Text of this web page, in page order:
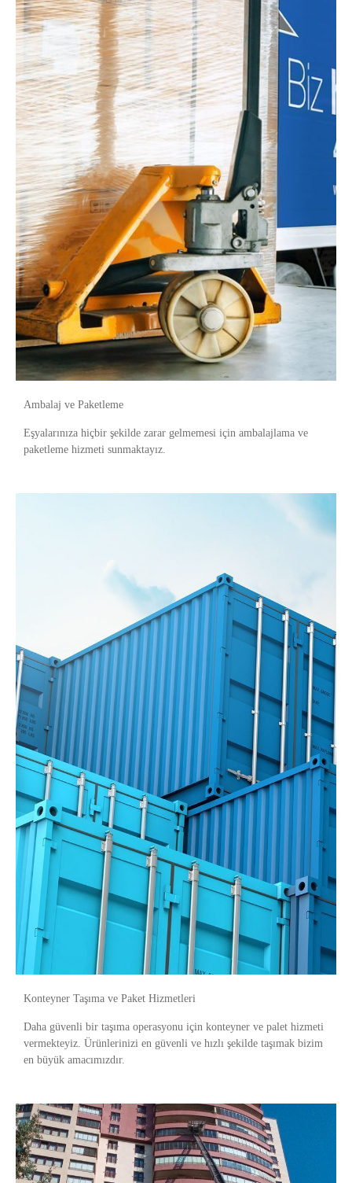
Ambalaj ve Paketleme
Eşyalarınıza hiçbir şekilde zarar gelmemesi için ambalajlama ve
paketleme hizmeti sunmaktayız.
Konteyner Taşıma ve Paket Hizmetleri
Daha güvenli bir taşıma operasyonu için konteyner ve palet hizmeti
vermekteyiz. Ürünlerinizi en güvenli ve hızlı şekilde taşımak bizim
en büyük amacımızdır.